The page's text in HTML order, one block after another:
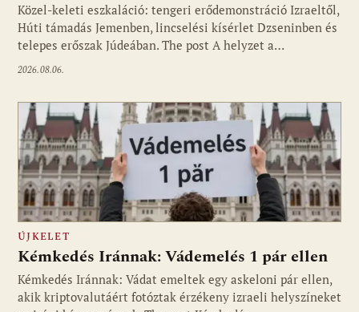
Közel-keleti eszkaláció: tengeri erődemonstráció Izraeltől,
Húti támadás Jemenben, lincselési kísérlet Dzseninben és
telepes erőszak Júdeában. The post A helyzet a…
2026.08.06.
ÚJKELET
Kémkedés Iránnak: Vádemelés 1 pár ellen
Kémkedés Iránnak: Vádat emeltek egy askeloni pár ellen,
akik kriptovalutáért fotóztak érzékeny izraeli helyszíneket